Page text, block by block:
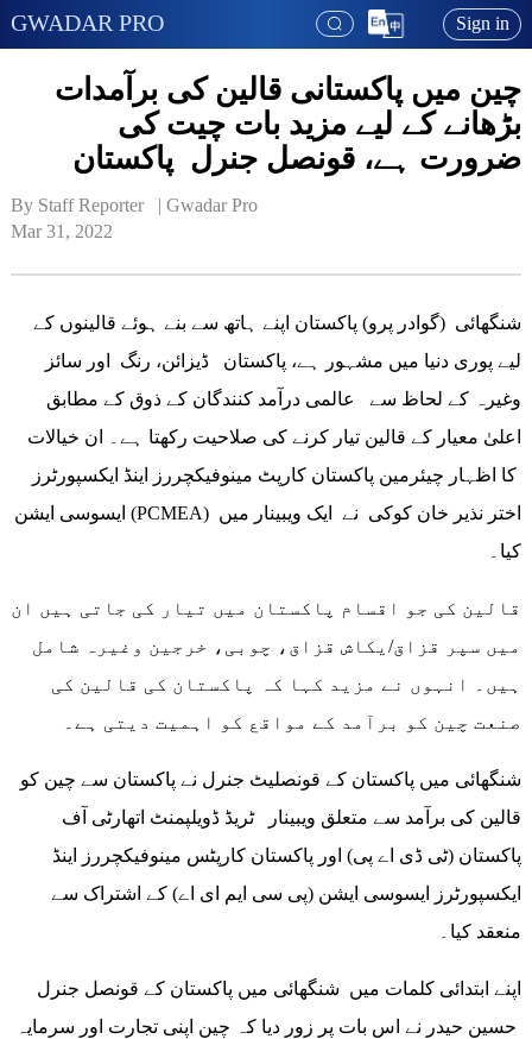
GWADAR PRO Sign in
چین میں پاکستانی قالین کی برآمدات
بڑھانے کے لیے مزید بات چیت کی
ضرورت ہے، قونصل جنرل پاکستان
By Staff Reporter   | Gwadar Pro
Mar 31, 2022
شنگھائی (گوادر پرو) پاکستان اپنے ہاتھ سے بنے ہوئے قالینوں کے
لیے پوری دنیا میں مشہور ہے، پاکستان ڈیزائن، رنگ اور سائز
وغیرہ کے لحاظ سے عالمی درآمد کنندگان کے ذوق کے مطابق
اعلیٰ معیار کے قالین تیار کرنے کی صلاحیت رکھتا ہے۔ ان خیالات
کا اظہار چیئرمین پاکستان کارپٹ مینوفیکچررز اینڈ ایکسپورٹرز
ایسوسی ایشن (PCMEA) اختر نذیر خان کوکی نے ایک ویبینار میں
کیا۔
قالین کی جو اقسام پاکستان میں تیار کی جاتی ہیں ان
میں سپر قزاق/یکاش قزاق، چوبی، خرجین وغیرہ شامل
ہیں۔ انہوں نے مزید کہا کہ پاکستان کی قالین کی
صنعت چین کو برآمد کے مواقع کو اہمیت دیتی ہے۔
قالین کی برآمد سے متعلق ویبینار ٹریڈ ڈویلپمنٹ اتھارٹی آف
پاکستان (ٹی ڈی اے پی) اور پاکستان کارپٹس مینوفیکچررز اینڈ
ایکسپورٹرز ایسوسی ایشن (پی سی ایم ای اے) کے اشتراک سے
منعقد کیا۔
اپنے ابتدائی کلمات میں شنگھائی میں پاکستان کے قونصل جنرل
حسین حیدر نے اس بات پر زور دیا کہ چین اپنی تجارت اور سرمایہ